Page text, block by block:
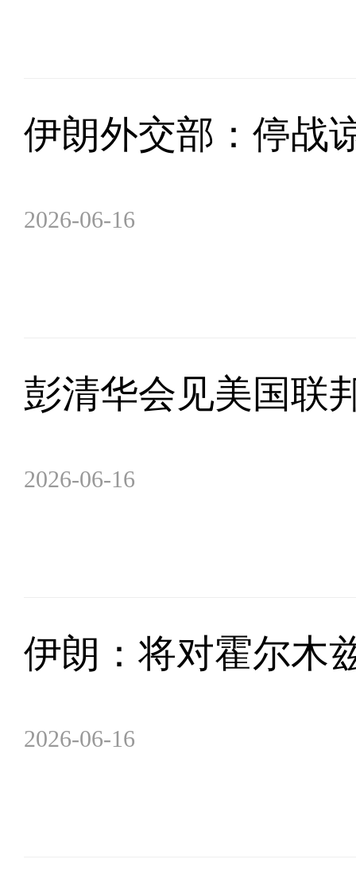
伊朗外交部：停战
2026-06-16
彭清华会见美国联
2026-06-16
伊朗：将对霍尔木
2026-06-16